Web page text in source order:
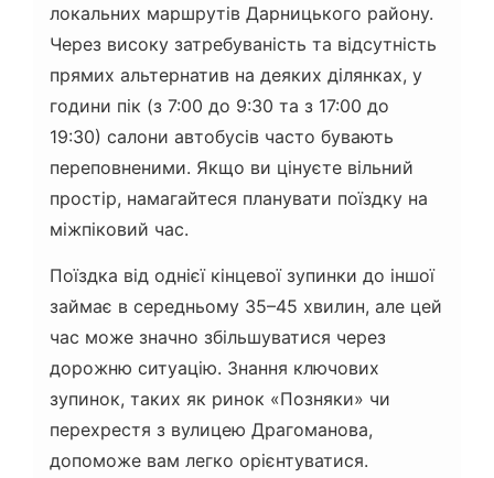
локальних маршрутів Дарницького району.
Через високу затребуваність та відсутність
прямих альтернатив на деяких ділянках, у
години пік (з 7:00 до 9:30 та з 17:00 до
19:30) салони автобусів часто бувають
переповненими. Якщо ви цінуєте вільний
простір, намагайтеся планувати поїздку на
міжпіковий час.
Поїздка від однієї кінцевої зупинки до іншої
займає в середньому 35–45 хвилин, але цей
час може значно збільшуватися через
дорожню ситуацію. Знання ключових
зупинок, таких як ринок «Позняки» чи
перехрестя з вулицею Драгоманова,
допоможе вам легко орієнтуватися.